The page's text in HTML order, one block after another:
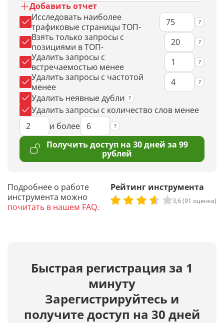
Добавить отчет
Исследовать наиболее
трафиковые страницы ТОП-
Взять только запросы с
позициями в ТОП-
Удалить запросы с
встречаемостью менее
Удалить запросы с частотой
менее
Удалить неявные дубли
Удалить запросы с количество слов менее
и более
Получить доступ на 30 дней за 99
рублей
Подробнее о работе
инструмента можно
почитать в нашем FAQ.
Рейтинг инструмента
3,6 (91 оценка)
Быстрая регистрация за 1
минуту
Зарегистрируйтесь и
получите доступ на 30 дней